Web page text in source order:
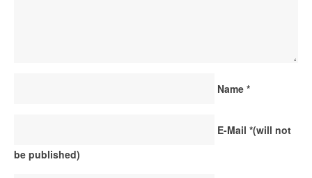
Name *
E-Mail *(will not
be published)